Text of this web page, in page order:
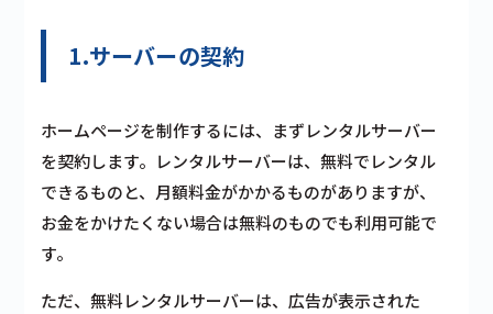
1.サーバーの契約
ホームページを制作するには、まずレンタルサーバー
を契約します。レンタルサーバーは、無料でレンタル
できるものと、月額料金がかかるものがありますが、
お金をかけたくない場合は無料のものでも利用可能で
す。
ただ、無料レンタルサーバーは、広告が表示された